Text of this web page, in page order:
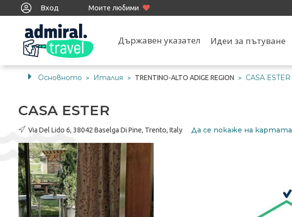
Вход Моите любими
Държавен указател Идеи за пътуване
Основното > Италия > TRENTINO-ALTO ADIGE REGION > CASA ESTER
CASA ESTER
Via Del Lido 6, 38042 Baselga Di Pine, Trento, Italy Да се ​​покаже на картата